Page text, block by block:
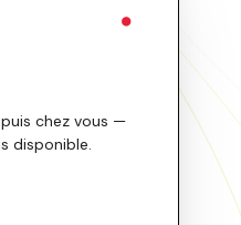
●
chez vous —
disponible.